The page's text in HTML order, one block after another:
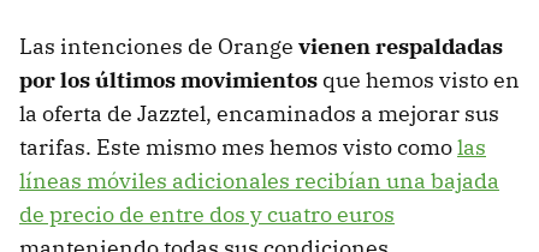
Las intenciones de Orange vienen respaldadas
por los últimos movimientos que hemos visto en
la oferta de Jazztel, encaminados a mejorar sus
tarifas. Este mismo mes hemos visto comolas
líneas móviles adicionales recibían una bajada
de precio de entre dos y cuatro euros